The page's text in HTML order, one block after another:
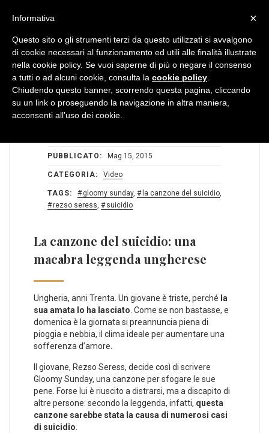
STATS: 0 0
PUBBLICATO: Mag 15, 2015
CATEGORIA: Video
TAGS: gloomy sunday, la canzone del suicidio,
rezso seress, suicidio
La canzone del suicidio: una
macabra leggenda ungherese
Ungheria, anni Trenta. Un giovane è triste, perché la
sua amata lo ha lasciato. Come se non bastasse, e
domenica è la giornata si preannuncia piena di
pioggia e nebbia, il clima ideale per aumentare una
sofferenza d’amore.
Il giovane, Rezso Seress, decide così di scrivere
Gloomy Sunday, una canzone per sfogare le sue
pene. Forse lui è riuscito a distrarsi, ma a discapito di
altre persone: secondo la leggenda, infatti, questa
canzone sarebbe stata la causa di numerosi casi
di suicidio.
×
Informativa
Questo sito o gli strumenti terzi da questo utilizzati si avvalgono
di cookie necessari al funzionamento ed utili alle finalità illustrate
nella cookie policy. Se vuoi saperne di più o negare il consenso
a tutti o ad alcuni cookie, consulta la cookie policy
Chiudendo questo banner, scorrendo questa pagina, cliccando
su un link o proseguendo la navigazione in altra maniera,
acconsenti all’uso dei cookie.